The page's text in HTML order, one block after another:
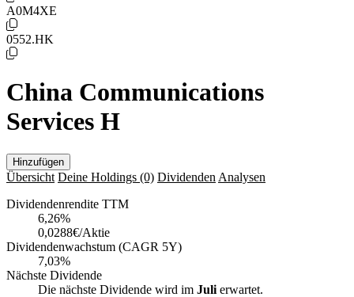
A0M4XE
0552.HK
China Communications
Services H
Hinzufügen
Übersicht Deine Holdings (0) Dividenden Analysen
Dividendenrendite TTM
6,26%
0,0288€/Aktie
Dividendenwachstum (CAGR 5Y)
7,03%
Nächste Dividende
Die nächste Dividende wird im Juli erwartet.